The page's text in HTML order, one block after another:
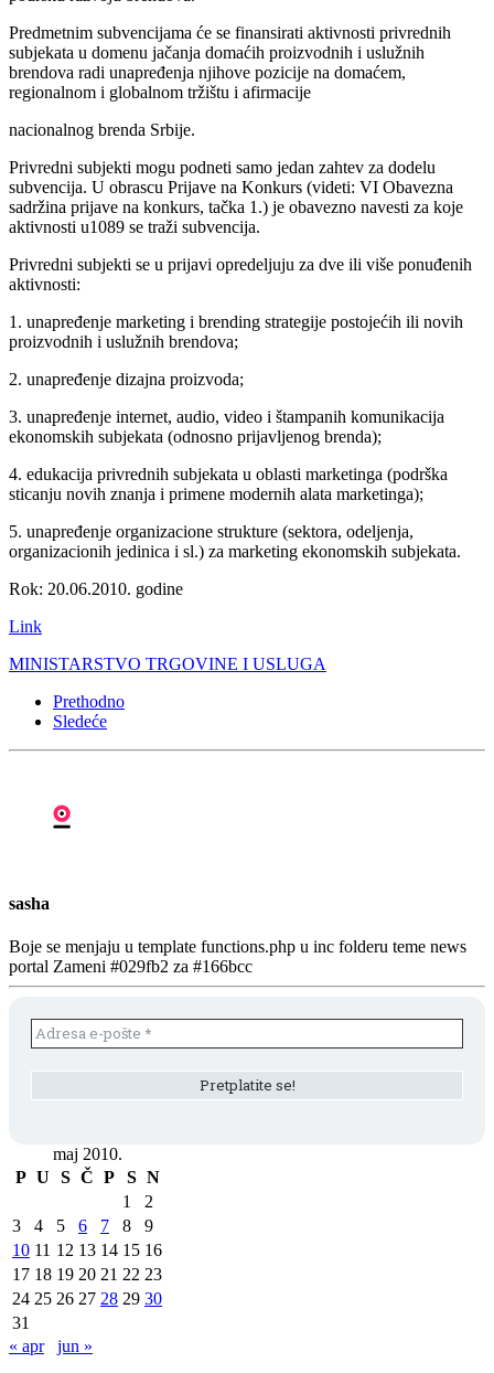
Predmetnim subvencijama će se finansirati aktivnosti privrednih
subjekata u domenu jačanja domaćih proizvodnih i uslužnih
brendova radi unapređenja njihove pozicije na domaćem,
regionalnom i globalnom tržištu i afirmacije
nacionalnog brenda Srbije.
Privredni subjekti mogu podneti samo jedan zahtev za dodelu
subvencija. U obrascu Prijave na Konkurs (videti: VI Obavezna
sadržina prijave na konkurs, tačka 1.) je obavezno navesti za koje
aktivnosti u1089 se traži subvencija.
Privredni subjekti se u prijavi opredeljuju za dve ili više ponuđenih
aktivnosti:
1. unapređenje marketing i brending strategije postojećih ili novih
proizvodnih i uslužnih brendova;
2. unapređenje dizajna proizvoda;
3. unapređenje internet, audio, video i štampanih komunikacija
ekonomskih subjekata (odnosno prijavljenog brenda);
4. edukacija privrednih subjekata u oblasti marketinga (podrška
sticanju novih znanja i primene modernih alata marketinga);
5. unapređenje organizacione strukture (sektora, odeljenja,
organizacionih jedinica i sl.) za marketing ekonomskih subjekata.
Rok: 20.06.2010. godine
Link
MINISTARSTVO TRGOVINE I USLUGA
Prethodno
Sledeće
sasha
Boje se menjaju u template functions.php u inc folderu teme news
portal Zameni #029fb2 za #166bcc
maj 2010.
P U S Č P S N
1
2
3
4 5 6 7 8
9
10 11 12 13 14 15 16
17 18 19 20 21 22 23
24 25 26 27 28 29 30
31
« apr
jun »